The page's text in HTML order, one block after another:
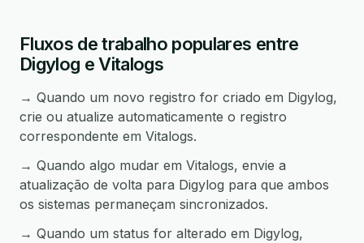
Fluxos de trabalho populares entre
Digylog e Vitalogs
→ Quando um novo registro for criado em Digylog,
crie ou atualize automaticamente o registro
correspondente em Vitalogs.
→ Quando algo mudar em Vitalogs, envie a
atualização de volta para Digylog para que ambos
os sistemas permaneçam sincronizados.
→ Quando um status for alterado em Digylog,